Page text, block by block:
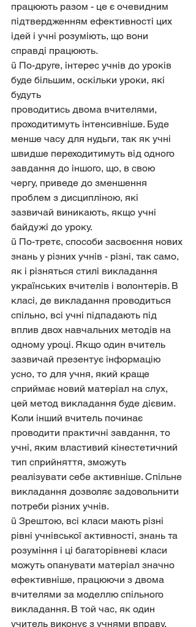
працюють разом - це є очевидним
підтвердженням ефективності цих
ідей і учні розуміють, що вони
справді працюють.
ü По-друге, інтерес учнів до уроків
буде більшим, оскільки уроки, які
будуть
проводитись двома вчителями,
проходитимуть інтенсивніше. Буде
менше часу для нудьги, так як учні
швидше переходитимуть від одного
завдання до іншого, що, в свою
чергу, приведе до зменшення
проблем з дисципліною, які
зазвичай виникають, якщо учні
байдужі до уроку.
ü По-третє, способи засвоєння нових
знань у різних учнів - різні, так само,
як і різняться стилі викладання
українських вчителів і волонтерів. В
класі, де викладання проводиться
спільно, всі учні підпадають під
вплив двох навчальних методів на
одному уроці. Якщо один вчитель
зазвичай презентує інформацію
усно, то для учня, який краще
сприймає новий матеріал на слух,
цей метод викладання буде дієвим.
Коли інший вчитель починає
проводити практичні завдання, то
учні, яким властивий кінестетичний
тип сприйняття, зможуть
реалізувати себе активніше. Спільне
викладання дозволяє задовольнити
потреби різних учнів.
ü Зрештою, всі класи мають різні
рівні учнівської активності, знань та
розуміння і ці багаторівневі класи
можуть опанувати матеріал значно
ефективніше, працюючи з двома
вчителями за моделлю спільного
викладання. В той час, як один
учитель виконує з учнями вправу,